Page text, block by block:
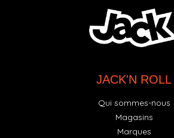
JACK'N ROLL
Qui sommes-nous
Magasins
Marques